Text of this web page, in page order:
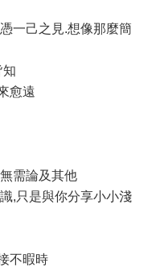
一己之見.想像那麼簡
知
愈遠
需論及其他
,只是與你分享小小淺
不暇時